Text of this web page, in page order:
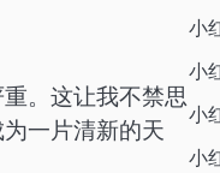
。这让我不禁思
一片清新的天
小
小
小
小